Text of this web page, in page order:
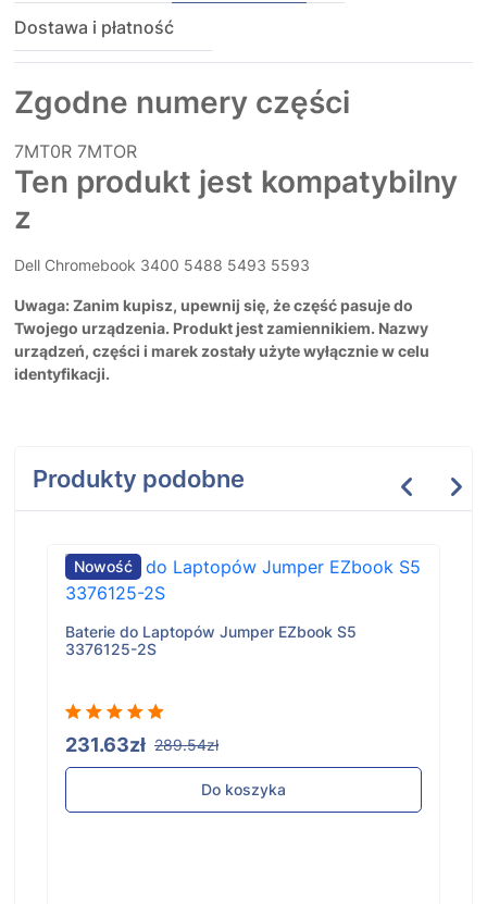
Dostawa i płatność
Zgodne numery części
7MT0R 7MTOR
Ten produkt jest kompatybilny
z
Dell Chromebook 3400 5488 5493 5593
Uwaga: Zanim kupisz, upewnij się, że część pasuje do
Twojego urządzenia. Produkt jest zamiennikiem. Nazwy
urządzeń, części i marek zostały użyte wyłącznie w celu
identyfikacji.
Produkty podobne
Nowość
Baterie do Laptopów Jumper EZbook S5
3376125-2S
231.63zł 289.54zł
Do koszyka